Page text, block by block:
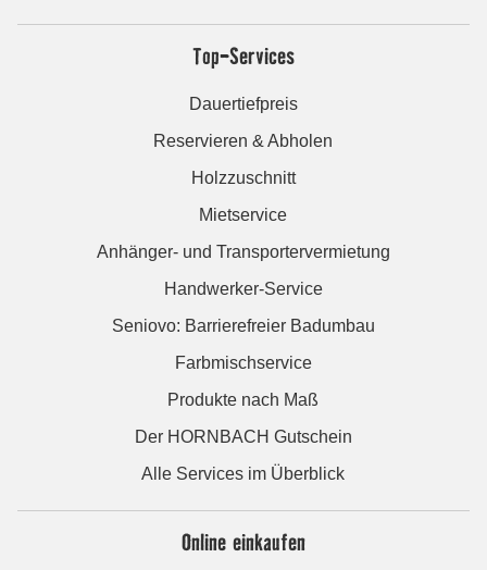
Top-Services
Dauertiefpreis
Reservieren & Abholen
Holzzuschnitt
Mietservice
Anhänger- und Transportervermietung
Handwerker-Service
Seniovo: Barrierefreier Badumbau
Farbmischservice
Produkte nach Maß
Der HORNBACH Gutschein
Alle Services im Überblick
Online einkaufen